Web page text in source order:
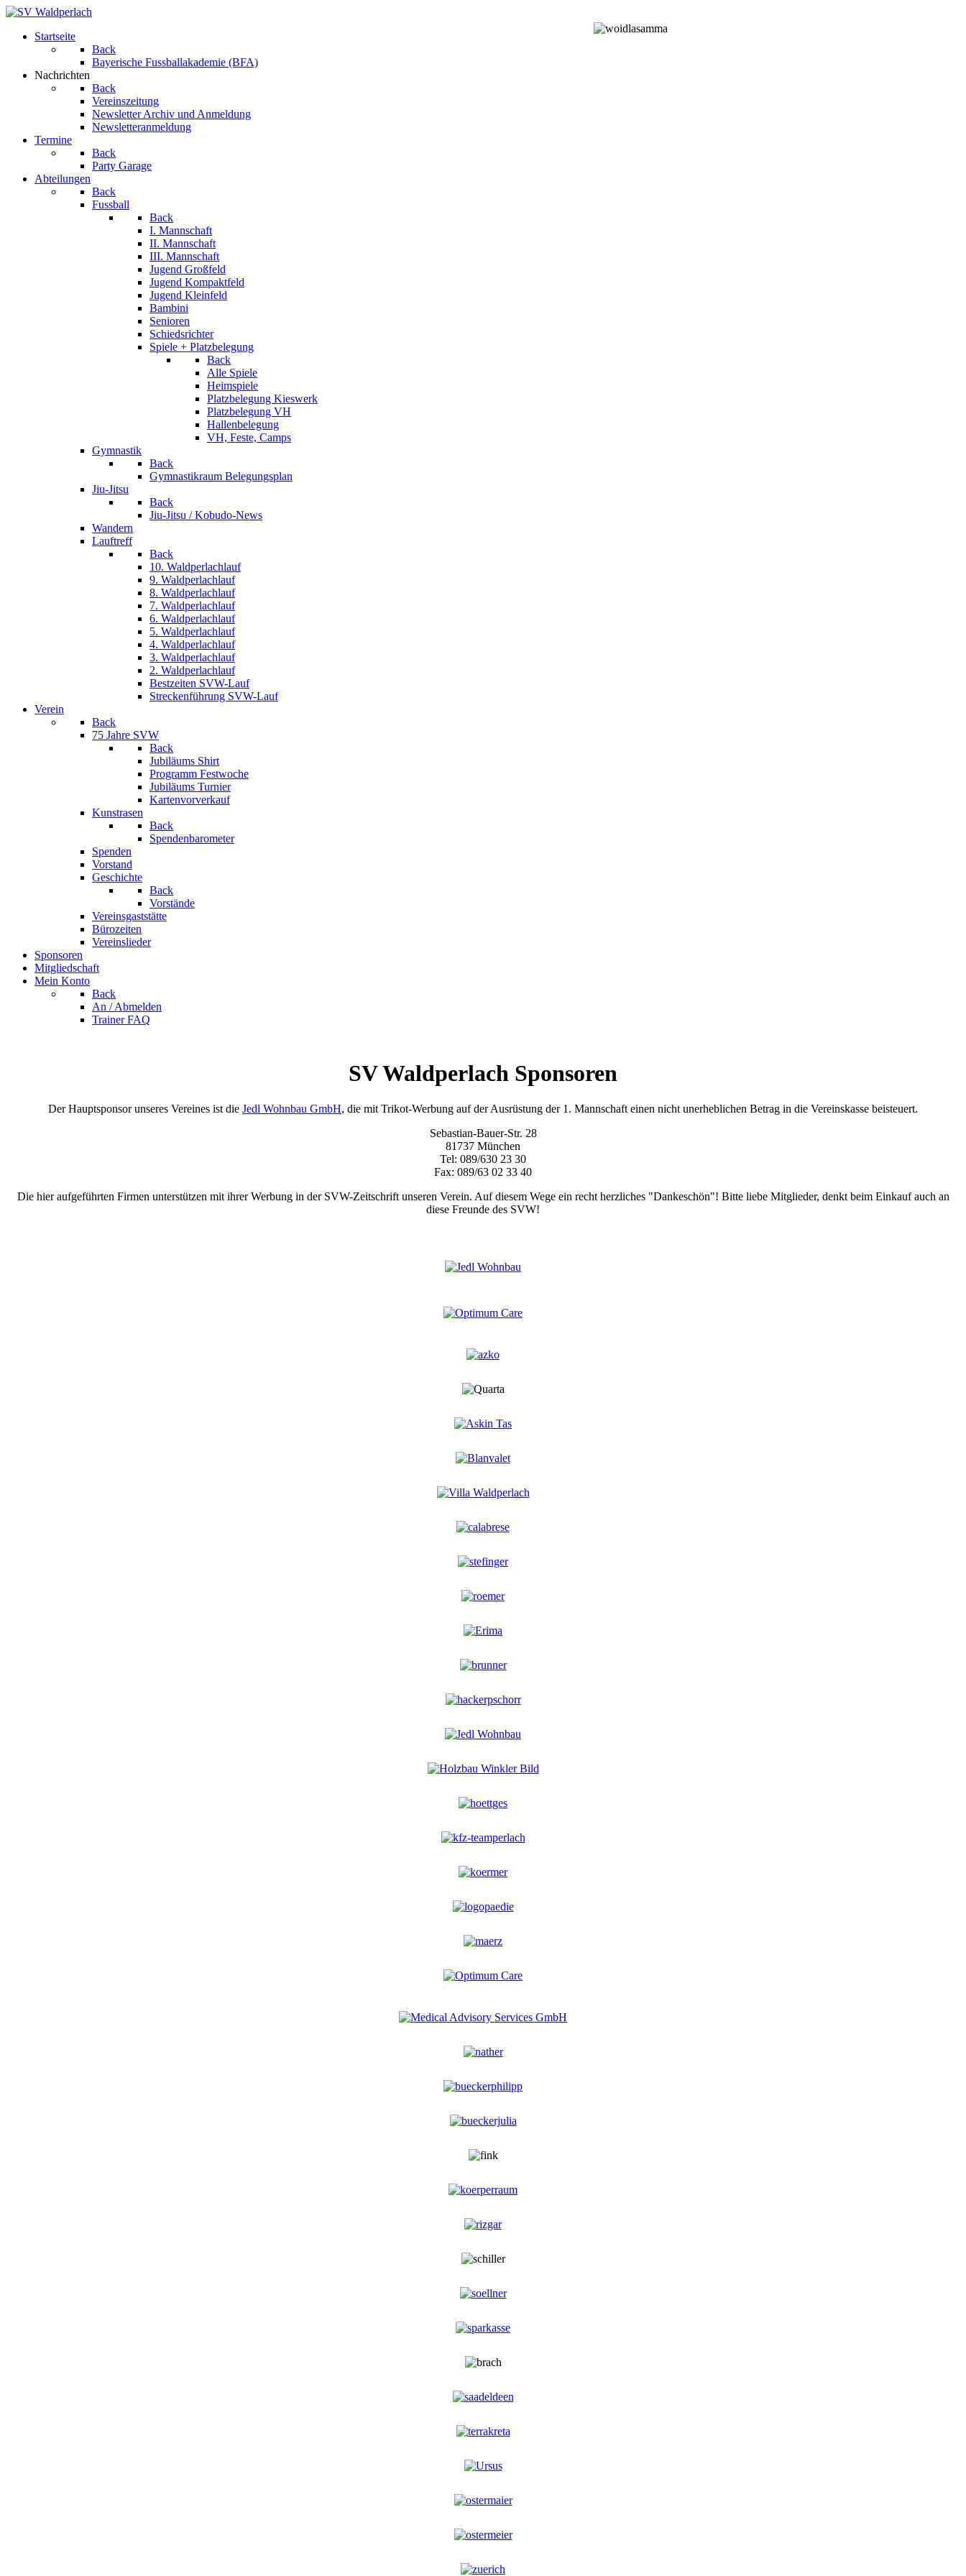
Startseite
Back
Bayerische Fussballakademie (BFA)
Nachrichten
Back
Vereinszeitung
Newsletter Archiv und Anmeldung
Newsletteranmeldung
Termine
Back
Party Garage
Abteilungen
Back
Fussball
Back
I. Mannschaft
II. Mannschaft
III. Mannschaft
Jugend Großfeld
Jugend Kompaktfeld
Jugend Kleinfeld
Bambini
Senioren
Schiedsrichter
Spiele + Platzbelegung
Back
Alle Spiele
Heimspiele
Platzbelegung Kieswerk
Platzbelegung VH
Hallenbelegung
VH, Feste, Camps
Gymnastik
Back
Gymnastikraum Belegungsplan
Jiu-Jitsu
Back
Jiu-Jitsu / Kobudo-News
Wandern
Lauftreff
Back
10. Waldperlachlauf
9. Waldperlachlauf
8. Waldperlachlauf
7. Waldperlachlauf
6. Waldperlachlauf
5. Waldperlachlauf
4. Waldperlachlauf
3. Waldperlachlauf
2. Waldperlachlauf
Bestzeiten SVW-Lauf
Streckenführung SVW-Lauf
Verein
Back
75 Jahre SVW
Back
Jubiläums Shirt
Programm Festwoche
Jubiläums Turnier
Kartenvorverkauf
Kunstrasen
Back
Spendenbarometer
Spenden
Vorstand
Geschichte
Back
Vorstände
Vereinsgaststätte
Bürozeiten
Vereinslieder
Sponsoren
Mitgliedschaft
Mein Konto
Back
An / Abmelden
Trainer FAQ
SV Waldperlach Sponsoren
Der Hauptsponsor unseres Vereines ist die Jedl Wohnbau GmbH, die mit Trikot-Werbung auf der Ausrüstung der 1. Mannschaft einen nicht unerheblichen Betrag in die Vereinskasse beisteuert.
Sebastian-Bauer-Str. 28
81737 München
Tel: 089/630 23 30
Fax: 089/63 02 33 40
Die hier aufgeführten Firmen unterstützen mit ihrer Werbung in der SVW-Zeitschrift unseren Verein. Auf diesem Wege ein recht herzliches "Dankeschön"! Bitte liebe Mitglieder, denkt beim Einkauf auch an
diese Freunde des SVW!